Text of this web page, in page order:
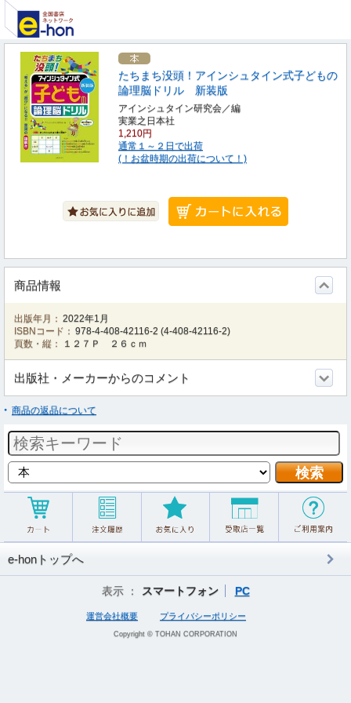
たちまち没頭！アインシュタイン式子どもの
論理脳ドリル 新装版
アインシュタイン研究会／編
実業之日本社
1,210円
通常１～２日で出荷
(！お盆時期の出荷について！)
商品情報
出版年月： 2022年1月
ISBNコード： 978-4-408-42116-2 (4-408-42116-2)
頁数・縦：
１２７Ｐ ２６ｃｍ
出版社・メーカーからのコメント
商品の返品について
e-honトップへ
表示 ： スマートフォン PC
運営会社概要 プライバシーポリシー
Copyright © TOHAN CORPORATION